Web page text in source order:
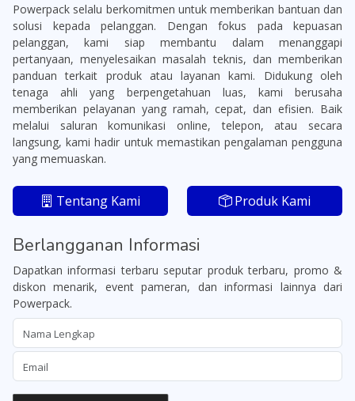
Powerpack selalu berkomitmen untuk memberikan bantuan dan
solusi kepada pelanggan. Dengan fokus pada kepuasan
pelanggan, kami siap membantu dalam menanggapi
pertanyaan, menyelesaikan masalah teknis, dan memberikan
panduan terkait produk atau layanan kami. Didukung oleh
tenaga ahli yang berpengetahuan luas, kami berusaha
memberikan pelayanan yang ramah, cepat, dan efisien. Baik
melalui saluran komunikasi online, telepon, atau secara
langsung, kami hadir untuk memastikan pengalaman pengguna
yang memuaskan.
Tentang Kami Produk Kami
Berlangganan Informasi
Dapatkan informasi terbaru seputar produk terbaru, promo &
diskon menarik, event pameran, dan informasi lainnya dari
Powerpack.